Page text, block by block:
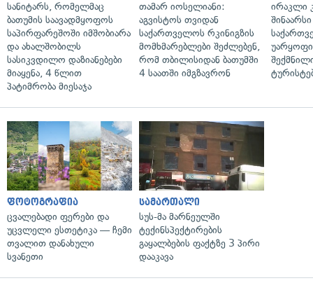
სანიტარს, რომელმაც
ბათუმის საავადმყოფოს
საპირფარეშოში იმშობიარა
და ახალშობილს
სასიკვდილო დაზიანებები
მიაყენა, 4 წლით
პატიმრობა მიესაჯა
თამარ იოსელიანი:
აგვისტოს თვიდან
საქართველოს რკინიგზის
მომხმარებლები შეძლებენ,
რომ თბილისიდან ბათუმში
4 საათში იმგზავრონ
ირაკლი
ფოტოგრაფია
ცვალებადი ფერები და
უცვლელი ესთეტიკა — ჩემი
თვალით დანახული
სვანეთი
სამართალი
სუს-მა მარნეულში
ტექინსპექტირების
გაყალბების ფაქტზე 3 პირი
დააკავა